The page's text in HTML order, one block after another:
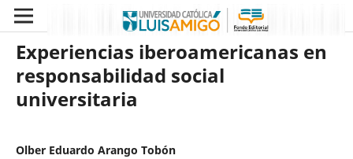
Experiencias iberoamericanas en
responsabilidad social
universitaria
Olber Eduardo Arango Tobón